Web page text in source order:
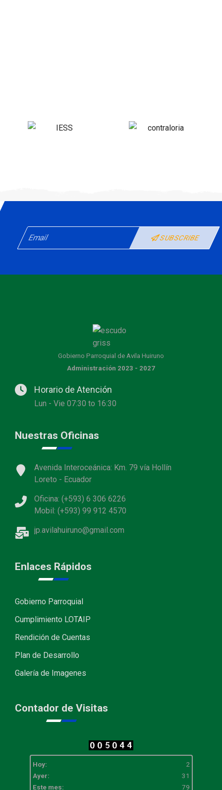
SUBSCRIBE
Gobierno Parroquial de Avila Huiruno
Administración 2023 - 2027
Horario de Atención
Lun - Vie 07:30 to 16:30
Nuestras Oficinas
Avenida Interoceánica: Km. 79 vía Hollín
Loreto - Ecuador
Oficina: (+593) 6 306 6226
Mobil: (+593) 99 912 4570
jp.avilahuiruno@gmail.com
Enlaces Rápidos
Gobierno Parroquial
Cumplimiento LOTAIP
Rendición de Cuentas
Plan de Desarrollo
Galería de Imagenes
Contador de Visitas
Hoy:
2
Ayer:
31
Este mes:
79